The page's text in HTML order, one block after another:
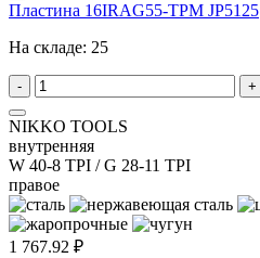
Пластина 16IRAG55-TPM JP5125
На складе: 25
- +
NIKKO TOOLS
внутренняя
W 40-8 TPI / G 28-11 TPI
правое
1 767.92 ₽